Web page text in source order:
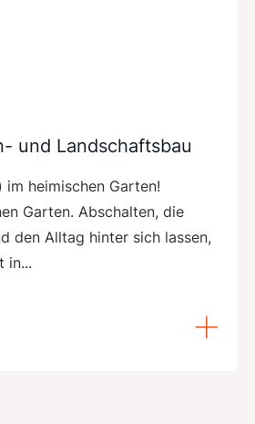
und Landschaftsbau
im heimischen Garten!
Garten. Abschalten, die
den Alltag hinter sich lassen,
in...